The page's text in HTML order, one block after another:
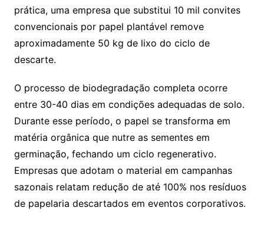
prática, uma empresa que substitui 10 mil convites
convencionais por papel plantável remove
aproximadamente 50 kg de lixo do ciclo de
descarte.
O processo de biodegradação completa ocorre
entre 30-40 dias em condições adequadas de solo.
Durante esse período, o papel se transforma em
matéria orgânica que nutre as sementes em
germinação, fechando um ciclo regenerativo.
Empresas que adotam o material em campanhas
sazonais relatam redução de até 100% nos resíduos
de papelaria descartados em eventos corporativos.